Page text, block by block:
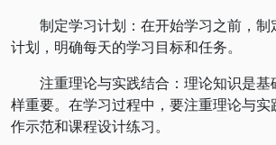
制定学习计划：在开始学习之前，制
计划，明确每天的学习目标和任务。
注重理论与实践结合：理论知识是基
样重要。在学习过程中，要注重理论与
作示范和课程设计练习。